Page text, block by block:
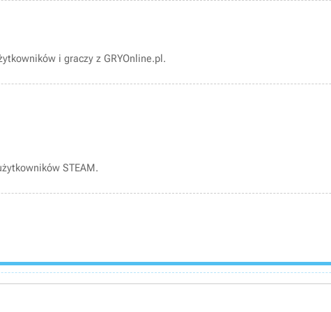
i graczy z GRYOnline.pl.
STEAM.